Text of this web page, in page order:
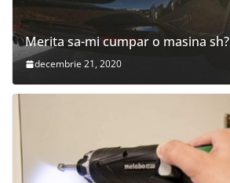
Merita sa-mi cumpar o masina sh?
decembrie 21, 2020